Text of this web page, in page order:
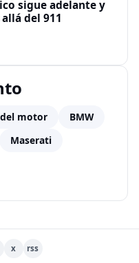
sigue adelante y
del 911
motor
BMW
Maserati
x rss